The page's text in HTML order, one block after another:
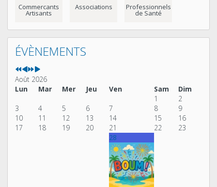
Commercants
Artisants
Associations Professionnels
de Santé
ÉVÈNEMENTS
Année
précédente
Mois
précédent
Année
suivante
Mois
suivant
Août 2026
Lun
Mar Mer Jeu Ven Sam
Dim
1
2
3
4 5 6 7 8
9
10
11 12 13 14 15
16
17
18 19 20 21 22 23
28